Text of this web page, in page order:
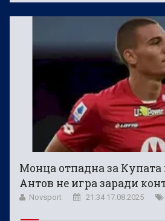
Монца отпадна за Купата
Антов не игра заради
Novsport 21:34 17.08.2025